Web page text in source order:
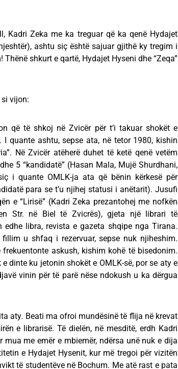
Kadri Zeka me ka treguar që ka qenë Hydajet
ashtu siç është sajuar gjithë ky tregim i
shkurt e qartë, Hydajet Hyseni dhe “Zeqa”
vijon:
që të shkoj në Zvicër për t’i takuar shokët e
I quante ashtu, sepse ata, në tetor 1980, kishin
Në Zvicër atëherë duhet të ketë qenë vetëm
5 “kandidatë” (Hasan Mala, Mujë Shurdhani,
i quante OMLK-ja ata që bënin kërkesë për
para se t’u njihej statusi i anëtarit). Jusufi
e “Lirisë” (Kadri Zeka prezantohej me nofkën
Str. në Biel të Zvicrës), gjeta një librari të
edhe libra, revista e gazeta shqipe nga Tirana.
u shfaq i rezervuar, sepse nuk njiheshim.
askush, kishim kohë të bisedonim.
dinte ku jetonin shokët e OMLK-së, por se aty e
vinin për të parë nëse ndokush u ka dërgua
aty. Beati ma ofroi mundësinë të flija në krevat
e librarisë. Të dielën, në mesditë, erdh Kadri
me emër e mbiemër, ndërsa unë nuk e dija
e Hydajet Hysenit, kur më tregoi për vizitën
të studentëve në Bochum. Me atë rast e pata